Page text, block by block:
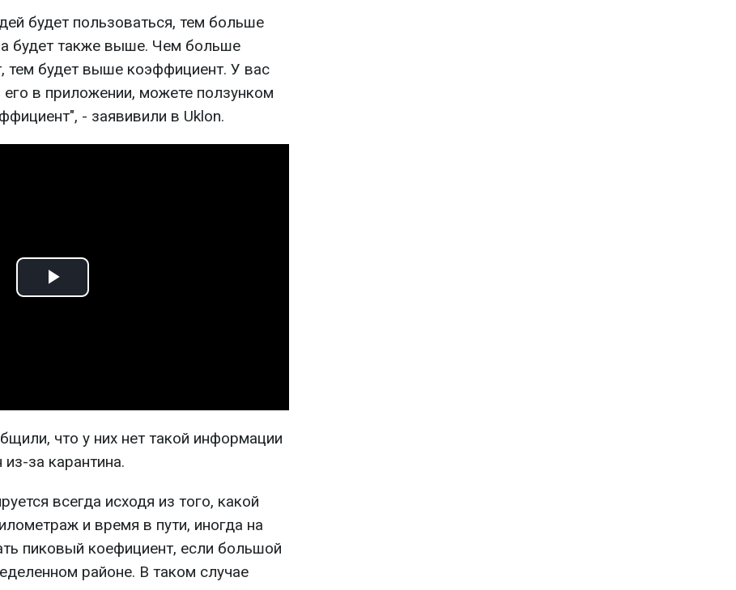
будет пользоваться, тем больше
будет также выше. Чем больше
тем будет выше коэффициент. У вас
в приложении, можете ползунком
- заявивили в Uklon.
Play
что у них нет такой информации
за карантина.
всегда исходя из того, какой
и время в пути, иногда на
пиковый коефициент, если большой
районе. В таком случае